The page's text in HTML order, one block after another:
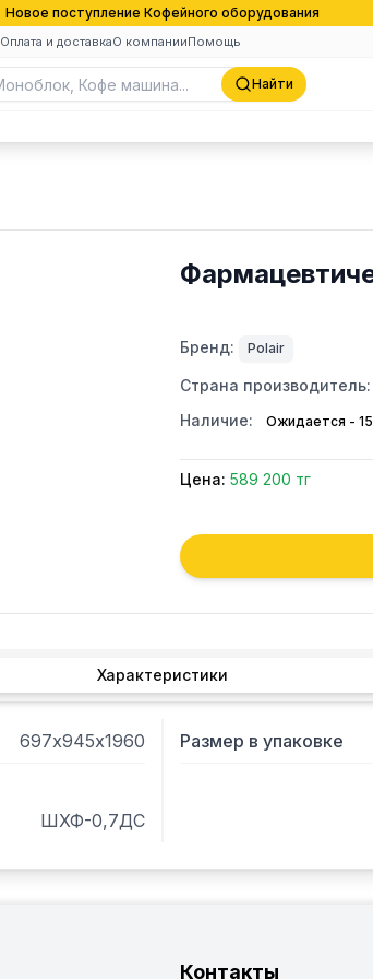
Новое поступление Кофейного оборудования
Оплата и доставкаО компанииПомощь
Найти
Бренд: Polair
Страна производитель:
Наличие:
Ожидается -
Цена: 589 200 тг
Характеристики
697х945х1960 Размер в упаковке
ШХФ-0,7ДС
Контакты